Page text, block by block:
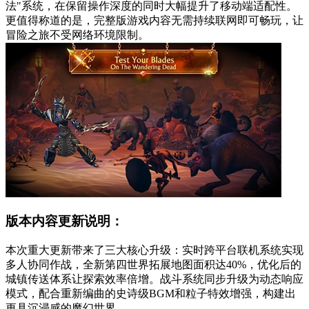
法"系统，在保留操作深度的同时大幅提升了移动端适配性。
更值得称道的是，完整版游戏内容无需持续联网即可畅玩，让
冒险之旅不受网络环境限制。
版本内容更新说明：
本次重大更新带来了三大核心升级：实时跨平台联机系统实现
多人协同作战，全新第四世界拓展地图面积达40%，优化后的
城镇传送体系让探索效率倍增。战斗系统同步升级为动态响应
模式，配合重新编曲的史诗级BGM和粒子特效增强，构建出